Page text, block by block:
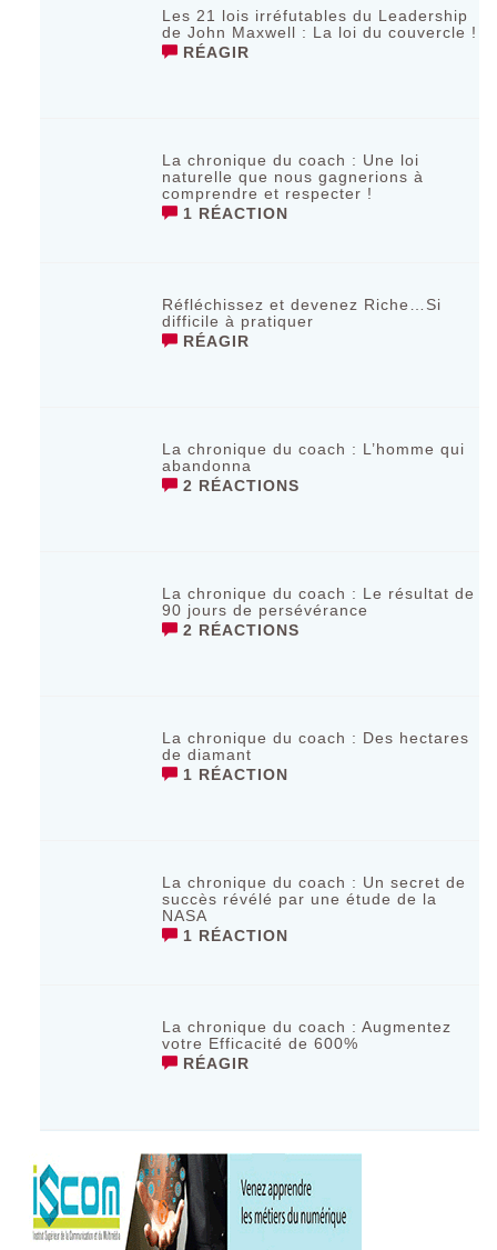
Les 21 lois irréfutables du Leadership
de John Maxwell : La loi du couvercle !
RÉAGIR
La chronique du coach : Une loi
naturelle que nous gagnerions à
comprendre et respecter !
1 RÉACTION
Réfléchissez et devenez Riche…Si
difficile à pratiquer
RÉAGIR
La chronique du coach : L’homme qui
abandonna
2 RÉACTIONS
La chronique du coach : Le résultat de
90 jours de persévérance
2 RÉACTIONS
La chronique du coach : Des hectares
de diamant
1 RÉACTION
La chronique du coach : Un secret de
succès révélé par une étude de la
NASA
1 RÉACTION
La chronique du coach : Augmentez
votre Efficacité de 600%
RÉAGIR